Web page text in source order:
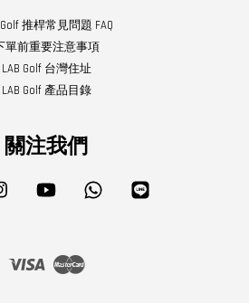
Golf 推桿常見問題 FAQ
單前重要注意事項
LAB Golf 台灣住址
LAB Golf 產品目錄
關注我們
Instagram YouTube Whatsapp
Visa Master